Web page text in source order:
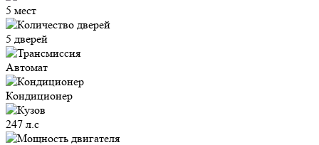
5 мест
5 дверей
Автомат
Кондиционер
247 л.с